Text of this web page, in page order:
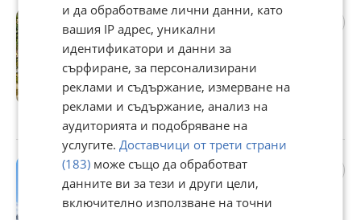
Продава ПАРЦЕЛ, гр.
София, Симеоново
875 000 €
1 711 351,25 лв
Не се начислява ДДС
гр. София, Симеоново, 31 май
Продава 2-СТАЕН, гр.
София, Овча купел
209 800 €
и да обработваме лични данни, като
вашия IP адрес, уникални
идентификатори и данни за
сърфиране, за персонализирани
реклами и съдържание, измерване на
реклами и съдържание, анализ на
аудиторията и подобряване на
услугите. Доставчици от трети страни
(183) може също да обработват
данните ви за тези и други цели,
включително използване на точни